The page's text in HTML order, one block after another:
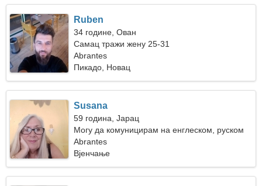
Ruben
34 године, Ован
Самац тражи жену 25-31
Abrantes
Пикадо, Новац
Susana
59 година, Јарац
Могу да комуницирам на енглеском, руском
Abrantes
Вјенчање